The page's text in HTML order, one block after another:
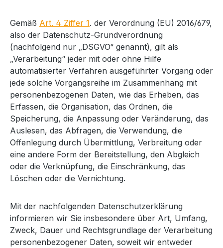
Gemäß Art. 4 Ziffer 1. der Verordnung (EU) 2016/679,
also der Datenschutz-Grundverordnung
(nachfolgend nur „DSGVO“ genannt), gilt als
„Verarbeitung“ jeder mit oder ohne Hilfe
automatisierter Verfahren ausgeführter Vorgang oder
jede solche Vorgangsreihe im Zusammenhang mit
personenbezogenen Daten, wie das Erheben, das
Erfassen, die Organisation, das Ordnen, die
Speicherung, die Anpassung oder Veränderung, das
Auslesen, das Abfragen, die Verwendung, die
Offenlegung durch Übermittlung, Verbreitung oder
eine andere Form der Bereitstellung, den Abgleich
oder die Verknüpfung, die Einschränkung, das
Löschen oder die Vernichtung.
Mit der nachfolgenden Datenschutzerklärung
informieren wir Sie insbesondere über Art, Umfang,
Zweck, Dauer und Rechtsgrundlage der Verarbeitung
personenbezogener Daten, soweit wir entweder